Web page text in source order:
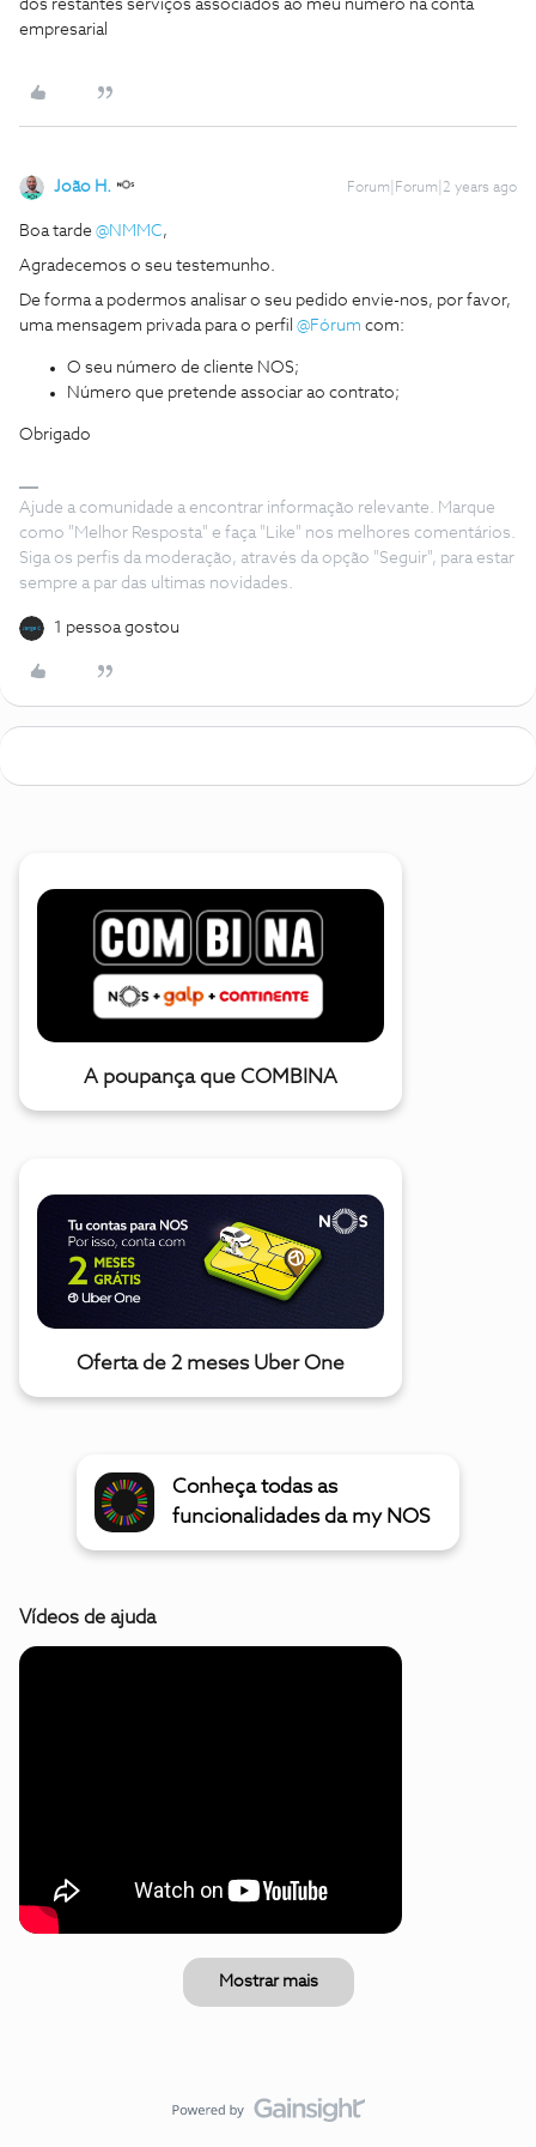
dos restantes serviços associados ao meu numero na conta
empresarial
João H. Forum|Forum|2 years ago
Boa tarde @NMMC,
Agradecemos o seu testemunho.
De forma a podermos analisar o seu pedido envie-nos, por favor,
uma mensagem privada para o perfil @Fórum com:
O seu número de cliente NOS;
Número que pretende associar ao contrato;
Obrigado
Ajude a comunidade a encontrar informação relevante. Marque
como "Melhor Resposta" e faça "Like" nos melhores comentários.
Siga os perfis da moderação, através da opção "Seguir", para estar
sempre a par das ultimas novidades.
1 pessoa gostou
A poupança que COMBINA
Oferta de 2 meses Uber One
Conheça todas as
funcionalidades da my NOS
Vídeos de ajuda
Mostrar mais